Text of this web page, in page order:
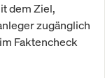
dem Ziel,
zugänglich
Faktencheck